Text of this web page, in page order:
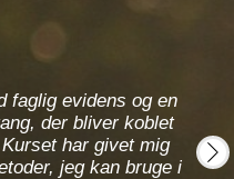
faglig evidens og en
der bliver koblet
har givet mig
jeg kan bruge i